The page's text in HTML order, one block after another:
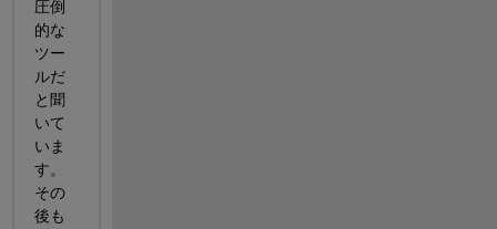
圧倒
的な
ツー
ルだ
と聞
いて
いま
す。
その
後も